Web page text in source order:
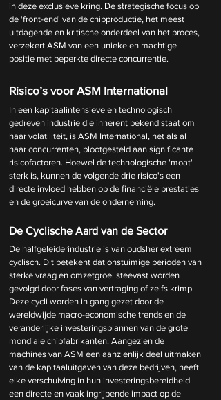
in deze exclusieve kring. De strategische focus op
de 'front-end' van de chipproductie, het meest
uitdagende en kritische onderdeel van het proces,
verzekert ASM van een unieke en machtige
positie met beperkte directe concurrentie.
Risico’s voor ASM International
In een kapitaalintensieve en technologisch
gedreven industrie die inherent bekend staat om
haar volatiliteit, is ASM International, net als al
haar concurrenten, blootgesteld aan significante
risicofactoren. Hoewel de technologische 'moat'
sterk is, kunnen de volgende drie risico's een
directe invloed hebben op de financiële prestaties
en de groeicurve van de onderneming.
De Cyclische Aard van de Sector
De halfgeleiderindustrie is van oudsher extreem
cyclisch. Dit betekent dat onstuimige perioden van
sterke vraag en omzetgroei steevast worden
gevolgd door fases van vertraging of zelfs krimp.
Deze cycli worden in gang gezet door de
wereldwijde macro-economische trends en de
veranderlijke investeringsplannen van de grote
mondiale chipfabrikanten. Aangezien de
machines van ASM een aanzienlijk deel uitmaken
van de kapitaaluitgaven van deze bedrijven, heeft
elke verschuiving in hun investeringsbereidheid
een directe en vaak ingrijpende impact op de